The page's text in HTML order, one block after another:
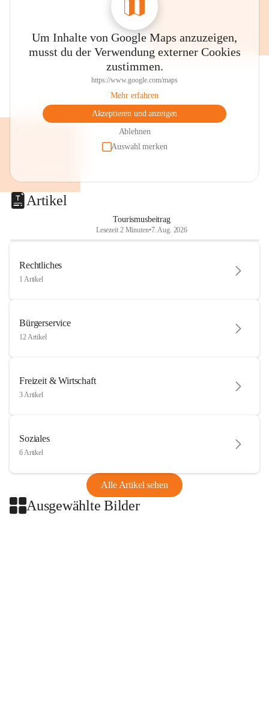
Um Inhalte von Google Maps anzuzeigen,
musst du der Verwendung externer Cookies
zustimmen.
https://www.google.com/maps
Mehr erfahren
Akzeptieren und anzeigen
Ablehnen
Auswahl merken
Artikel
Tourismusbeitrag
Lesezeit 2 Minuten•7. Aug. 2026
Rechtliches
1 Artikel
Bürgerservice
12 Artikel
Freizeit & Wirtschaft
3 Artikel
Soziales
6 Artikel
Alle Artikel sehen
Ausgewählte Bilder